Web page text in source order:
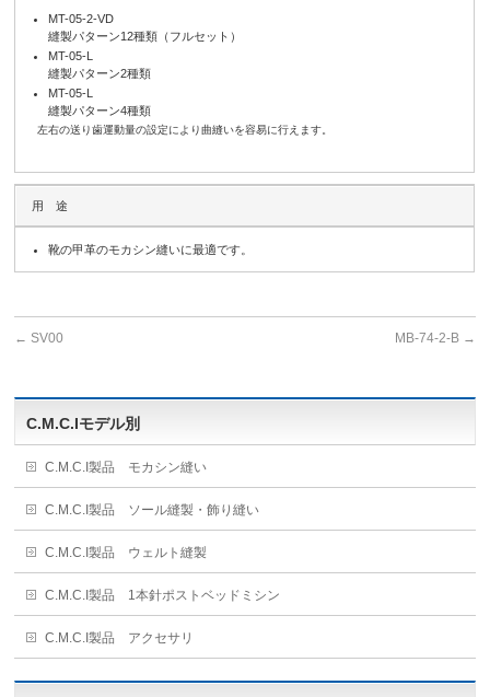
MT-05-2-VD
縫製パターン12種類（フルセット）
MT-05-L
縫製パターン2種類
MT-05-L
縫製パターン4種類
左右の送り歯運動量の設定により曲縫いを容易に行えます。
用 途
靴の甲革のモカシン縫いに最適です。
← SV00 MB-74-2-B →
C.M.C.Iモデル別
C.M.C.I製品 モカシン縫い
C.M.C.I製品 ソール縫製・飾り縫い
C.M.C.I製品 ウェルト縫製
C.M.C.I製品 1本針ポストベッドミシン
C.M.C.I製品 アクセサリ